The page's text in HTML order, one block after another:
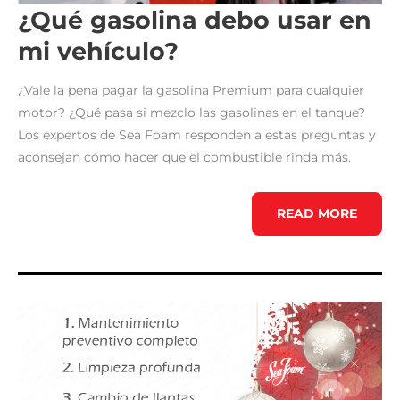
¿Qué gasolina debo usar en
mi vehículo?
¿Vale la pena pagar la gasolina Premium para cualquier
motor? ¿Qué pasa si mezclo las gasolinas en el tanque?
Los expertos de Sea Foam responden a estas preguntas y
aconsejan cómo hacer que el combustible rinda más.
¿QUÉ
DEBO
MI
READ MORE